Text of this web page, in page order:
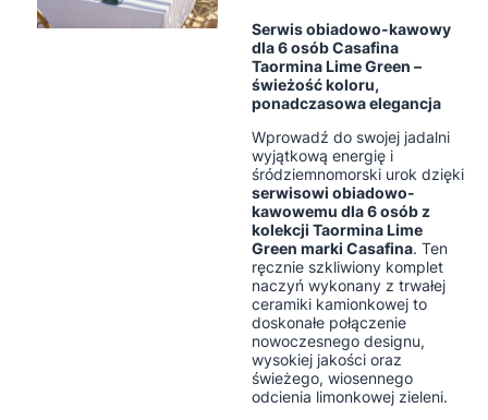
Serwis obiadowo-kawowy
dla 6 osób Casafina
Taormina Lime Green –
świeżość koloru,
ponadczasowa elegancja
Wprowadź do swojej jadalni
wyjątkową energię i
śródziemnomorski urok dzięki
serwisowi obiadowo-
kawowemu dla 6 osób z
kolekcji Taormina Lime
Green marki Casafina. Ten
ręcznie szkliwiony komplet
naczyń wykonany z trwałej
ceramiki kamionkowej to
doskonałe połączenie
nowoczesnego designu,
wysokiej jakości oraz
świeżego, wiosennego
odcienia limonkowej zieleni.